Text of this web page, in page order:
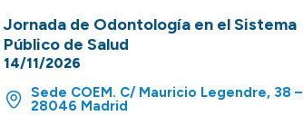
Jornada de Odontología en el Sistema
Público de Salud
14/11/2026
Sede COEM. C/ Mauricio Legendre, 38 –
28046 Madrid